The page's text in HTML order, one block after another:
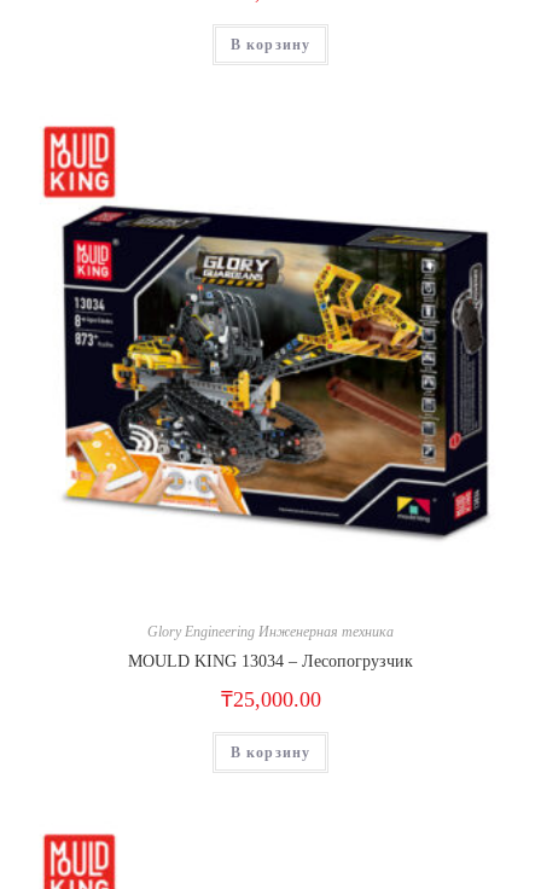
В корзину
Glory Engineering Инженерная техника
MOULD KING 13034 – Лесопогрузчик
₸25,000.00
В корзину